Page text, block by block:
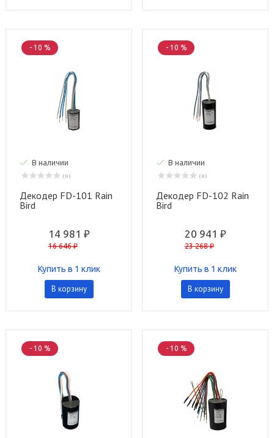
- 10 %
В наличии
( 0 )
Декодер FD-101 Rain
Bird
14 981 ₽
16 646 ₽
Купить в 1 клик
В корзину
- 10 %
В наличии
( 0 )
Декодер FD-102 Rain
Bird
20 941 ₽
23 268 ₽
Купить в 1 клик
В корзину
- 10 % - 10 %